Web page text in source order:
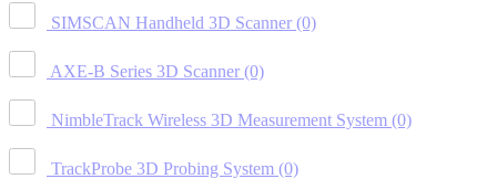
SIMSCAN Handheld 3D Scanner (0)
AXE-B Series 3D Scanner (0)
NimbleTrack Wireless 3D Measurement System (0)
TrackProbe 3D Probing System (0)